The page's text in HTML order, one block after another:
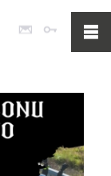
Poczta